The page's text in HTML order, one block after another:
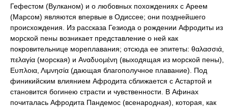
Гефестом (Вулканом) и о любовных похождениях с Ареем
(Марсом) являются впервые в Одиссее; они позднейшего
происхождения. Из рассказа Гезиода о рождении Афродиты из
морской пены возникает представление о ней как
покровительнице мореплавания; отсюда ее эпитеты: θαλασσιά,
πελαγία (морская) и Αναδυoμένη (выходящая из морской пены),
Ευπλοια, Λιμνησία (дающая благополучное плавание). Под
финикийским влиянием Афродита сближается с Астартой и
становится богинею страсти и чувственности. В Афинах
почиталась Афродита Пандемос (всенародная), которая, как